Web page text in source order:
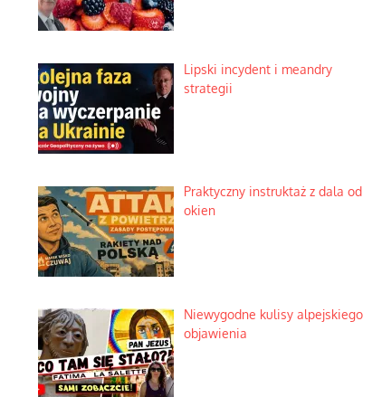
Lipski incydent i meandry
strategii
Praktyczny instruktaż z dala od
okien
Niewygodne kulisy alpejskiego
objawienia